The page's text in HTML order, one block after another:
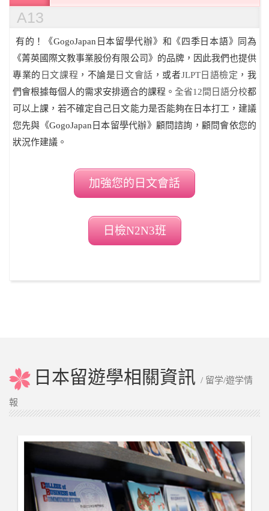
A13
有的！《GogoJapan日本留學代辦》和《四季日本語》同為
《菁英國際文教事業股份有限公司》的品牌，因此我們也提供
專業的 日文課程 ，不論是日文會話 ，或者JLPT日語檢定 ，我
們會根據每個人的需求安排適合的課程。 全省12間日語分校都
可以上課，若不確定自己日文能力是否能夠在日本打工，建議
您先與《GogoJapan日本留學代辦》顧問諮詢，顧問會依您的
狀況作建議。
加強您的日文會話
日檢N2N3班
日本留遊學相關資訊/ 留学/遊学情
報